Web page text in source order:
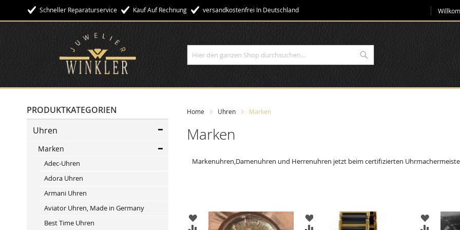
Schneller Reparaturservice Kauf Auf Rechnung Versandkostenfrei In Deutschland
zum
Home Uhren Marken
Marken
Markenuhren,Damenuhren und Herrenuhren jetzt beim certifizierten
ZUR
WUNSCHLISTE
ZUR
ZUR
WUNSCHLISTE
ZUR
ZUR
PRODUKTKATEGORIEN
Uhren
Marken
Adec-Uhren
Adora Uhren
Armani Uhren
Aviator Uhren, Made in Germany
Best Time Uhren